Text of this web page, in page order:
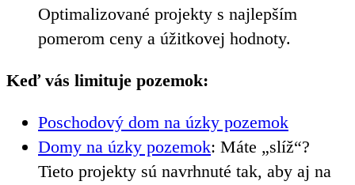
Optimalizované projekty s najlepším
pomerom ceny a úžitkovej hodnoty.
Keď vás limituje pozemok:
Poschodový dom na úzky pozemok
Domy na úzky pozemok: Máte „slíž“?
Tieto projekty sú navrhnuté tak, aby aj na